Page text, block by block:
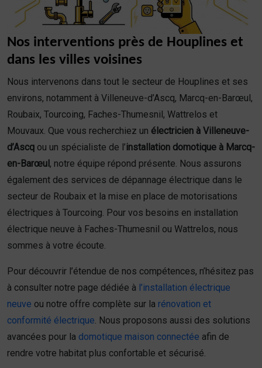
Nos interventions près de Houplines et
dans les villes voisines
Nous intervenons dans tout le secteur de Houplines et ses
environs, notamment à Villeneuve-d’Ascq, Marcq-en-Barœul,
Roubaix, Tourcoing, Faches-Thumesnil, Wattrelos et
Mouvaux. Que vous recherchiez un électricien à Villeneuve-
d’Ascq ou un spécialiste de l’installation domotique à Marcq-
en-Barœul , notre équipe répond présente. Nous assurons
également des services de dépannage électrique dans le
secteur de Roubaix et la mise en place de motorisations
électriques à Tourcoing. Pour vos besoins en installation
électrique neuve à Faches-Thumesnil ou Wattrelos, nous
sommes à votre écoute.
Pour découvrir l’étendue de nos compétences, n’hésitez pas
à consulter notre page dédiée à l’installation électrique
neuve ou notre offre complète sur la rénovation et
conformité électrique . Nous proposons aussi des solutions
avancées pour la domotique maison connectée afin de
rendre votre habitat plus confortable et sécurisé.